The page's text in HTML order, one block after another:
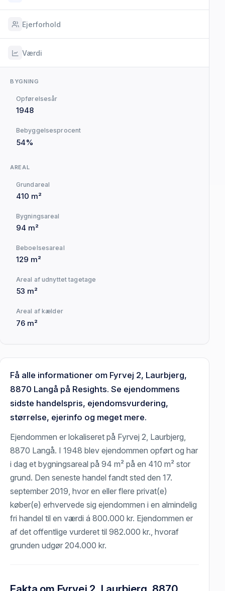
Ejerforhold
Værdi
BYGNING
Opførelsesår
1948
Bebyggelsesprocent
54%
AREAL
Grundareal
410 m²
Bygningsareal
94 m²
Beboelsesareal
129 m²
Areal af udnyttet tagetage
53 m²
Areal af kælder
76 m²
Få alle informationer om Fyrvej 2, Laurbjerg,
8870 Langå på Resights. Se ejendommens
sidste handelspris, ejendomsvurdering,
størrelse, ejerinfo og meget mere.
Ejendommen er lokaliseret på Fyrvej 2, Laurbjerg,
8870 Langå. I 1948 blev ejendommen opført og har
i dag et bygningsareal på 94 m² på en 410 m² stor
grund. Den seneste handel fandt sted den 17.
september 2019, hvor en eller flere privat(e)
køber(e) erhvervede sig ejendommen i en almindelig
fri handel til en værdi á 800.000 kr. Ejendommen er
af det offentlige vurderet til 982.000 kr., hvoraf
grunden udgør 204.000 kr.